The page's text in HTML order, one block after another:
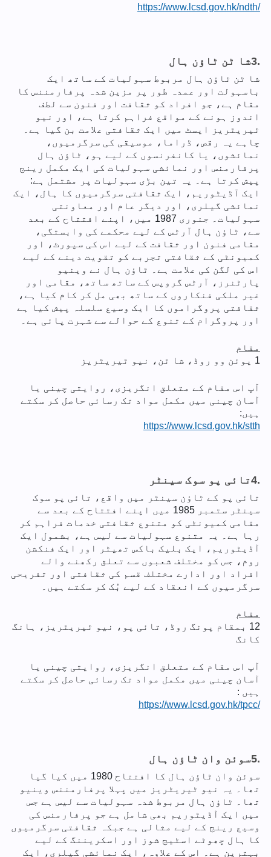
https://www.lcsd.gov.hk/ndth/
شا ٹن ٹاؤن ہال3.
شا ٹن ٹاؤن ہال مربوط سہولیات کے ساتھ ایک
باسہولت اور عمدہ طور پر مزین شدہ پرفارمننس کا
مقام ہے، جو افراد کو ثقافت اور فنون سے لطف
اندوز ہونے کے مواقع فراہم کرتا ہے، اور نیو
ٹیریٹریز ایسٹ میں ایک ثقافتی علامت بن گیا ہے۔
چاہے یہ رقص، ڈراما، موسیقی کی سرگرمیوں،
نمائشوں، یا کانفرنسوں کے لیے ہو، ٹاؤن ہال
پرفارمنس اور نمائشی سہولیات کی ایک مکمل رینج
پیش کرتا ہے۔ یہ تین بڑی سہولیات پر مشتمل ہے:
ایک آڈیٹوریم، ایک ثقافتی سرگرمیوں کا ہال، ایک
نمائشی گیلری، اور دیگر عام اور معاونتی
سہولیات۔ جنوری 1987 میں، اپنے افتتاح کے بعد
سے، ٹاؤن ہال آرٹس کے لیے محکمے کی وابستگی،
مقامی فنون اور ثقافت کے لیے اس کی سپورٹ، اور
کمیونٹی کے ثقافتی تجربے کو تقویت دینے کے لیے
اس کی لگن کی علامت ہے۔ ٹاؤن ہال نے وینیو
پارٹنرز، آرٹس گروپس کے ساتھ ساتھ، مقامی اور
غیر ملکی فنکاروں کے ساتھ بھی مل کر کام کیا ہے،
ثقافتی پروگراموں کا ایک وسیع سلسلہ پیش کیا ہے
اور پروگرام کے تنوع کے حوالے سے شہرت پائی ہے۔
مقام
1 یوئن وو روڈ، شا ٹن، نیو ٹیریٹریز
آپ اس مقام کے متعلق انگریزی، روایتی چینی یا
آسان چینی میں مکمل مواد تک رسائی حاصل کر سکتے
ہیں:
https://www.lcsd.gov.hk/stth
تائی پو سوک سینٹر4.
تائی پو کے ٹاؤن سینٹر میں واقع، تائی پو سوک
سینٹر ستمبر 1985 میں اپنے افتتاح کے بعد سے
مقامی کمیونٹی کو متنوع ثقافتی خدمات فراہم کر
رہا ہے۔ یہ متنوع سہولیات سے لیس ہے، بشمول ایک
آڈیٹوریم، ایک بلیک باکس تھیٹر اور ایک فنکشن
روم، جس کو مختلف شعبوں سے تعلق رکھنے والے
افراد اور ادارے مختلف قسم کی ثقافتی اور تفریحی
سرگرمیوں کے انعقاد کے لیے بُک کر سکتے ہیں۔
مقام
12 بمقام پونگ روڈ، تائی پو، نیو ٹیریٹریز، ہانگ
کانگ
آپ اس مقام کے متعلق انگریزی، روایتی چینی یا
آسان چینی میں مکمل مواد تک رسائی حاصل کر سکتے
ہیں :
https://www.lcsd.gov.hk/tpcc/
سوئن وان ٹاؤن ہال5.
سوئن وان ٹاؤن ہال کا افتتاح 1980 میں کیا گیا
تھا۔ یہ نیو ٹیریٹریز میں پہلا پرفارمننس وینیو
تھا۔ ٹاؤن ہال مربوط شدہ سہولیات سے لیس ہے جس
میں ایک آڈیٹوریم بھی شامل ہے جو پرفارمنس کی
وسیع رینج کے لیے مثالی ہے جبکہ ثقافتی سرگرمیوں
کا ہال چھوٹے اسٹیج شوز اور اسکریننگ کے لیے
بہترین ہے۔ اس کے علاوہ، ایک نمائشی گیلری، ایک